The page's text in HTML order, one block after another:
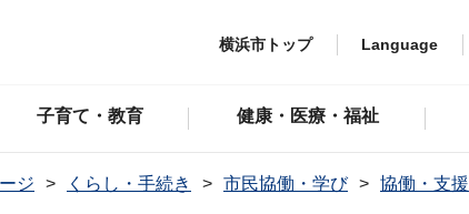
横浜市トップ Language
子育て・教育 健康・医療・福祉
ジ くらし・手続き 市民協働・学び 協働・支援